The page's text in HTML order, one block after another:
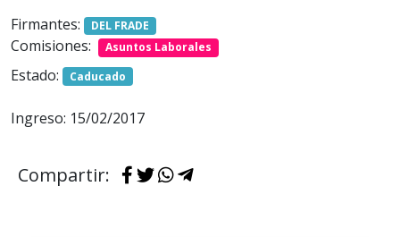
Firmantes:
DEL FRADE
Comisiones: Asuntos Laborales
Estado: Caducado
Ingreso: 15/02/2017
Compartir: